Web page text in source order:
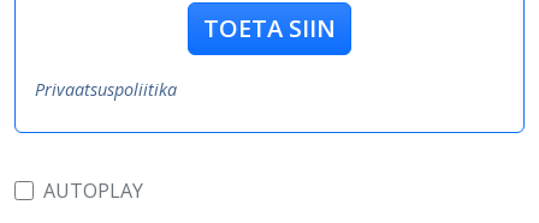
TOETA SIIN
Privaatsuspoliitika
AUTOPLAY